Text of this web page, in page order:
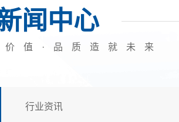
案例展示三
闻中心
价值·品质造就未来
行业资讯